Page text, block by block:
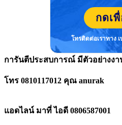
กดเ
โทรติดต่อเราทาง เ
การันตีประสบการณ์ มีตัวอย่างง
โทร 0810117012 คุณ anurak
แอดไลน์ มาที่ ไอดี 0806587001